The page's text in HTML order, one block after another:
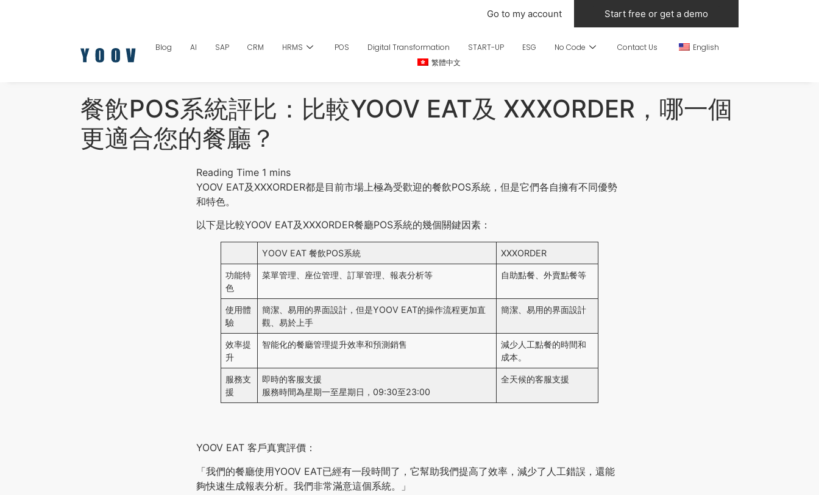
Go to my account Start free or get a demo
Blog AI SAP CRM HRMS POS Digital Transformation START-UP ESG No Code Contact Us
English
繁體中文
餐飲POS系統評比：比較YOOV EAT及 XXXORDER，哪一個
更適合您的餐廳？
YOOV EAT及XXXORDER都是目前市場上極為受歡迎的餐飲POS系統，但是它們各自擁有不同優勢
和特色。
以下是比較YOOV EAT及XXXORDER餐廳POS系統的幾個關鍵因素：
YOOV EAT 餐飲POS系統 XXXORDER
功能特
色
菜單管理、座位管理、訂單管理、報表分析等 自助點餐、外賣點餐等
使用體
驗
簡潔、易用的界面設計，但是YOOV EAT的操作流程更加直
觀、易於上手
簡潔、易用的界面設計
效率提
升
智能化的餐廳管理提升效率和預測銷售
減少人工點餐的時間和
成本。
服務支
援
即時的客服支援
服務時間為星期一至星期日，09:30至23:00
全天候的客服支援
YOOV EAT 客戶真實評價：
「我們的餐廳使用YOOV EAT已經有一段時間了，它幫助我們提高了效率，減少了人工錯誤，還能
夠快速生成報表分析。我們非常滿意這個系統。」